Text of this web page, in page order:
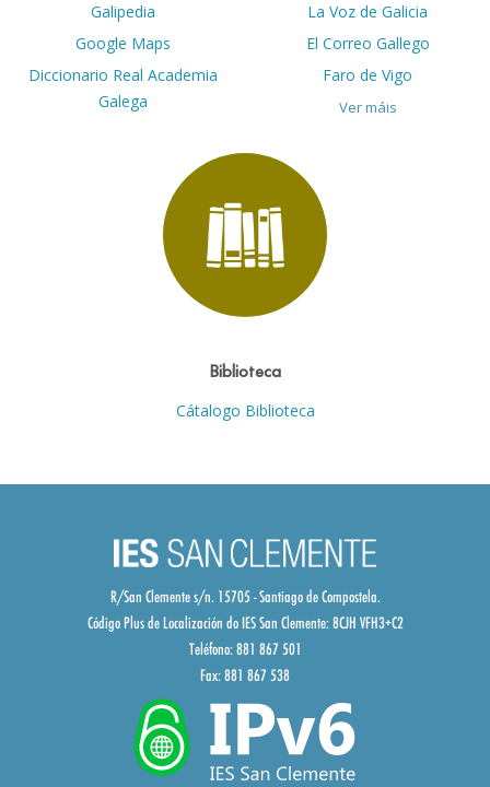
Galipedia
Google Maps
Diccionario Real Academia
Galega
La Voz de Galicia
El Correo Gallego
Faro de Vigo
Ver máis
Biblioteca
Cátalogo Biblioteca
R/San Clemente s/n. 15705 - Santiago de Compostela.
Código Plus de Localización do IES San Clemente:8CJH VFH3+C2
Teléfono: 881 867 501
Fax: 881 867 538